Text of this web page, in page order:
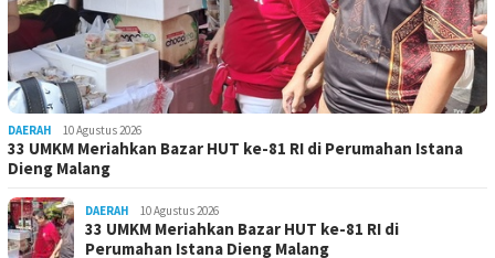
DAERAH 10 Agustus 2026
33 UMKM Meriahkan Bazar HUT ke-81 RI di Perumahan Istana
Dieng Malang
DAERAH 10 Agustus 2026
33 UMKM Meriahkan Bazar HUT ke-81 RI di
Perumahan Istana Dieng Malang